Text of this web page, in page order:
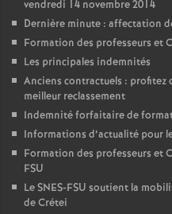
vendredi 14 novembre 2014
Dernière minute : affectation
Formation des professeurs et
Les principales indemnités
Anciens contractuels : profitez
meilleur reclassement
Indemnité forfaitaire de
Informations d’actualité pour
Formation des professeurs et
FSU
LeSNES-FSU soutient la
de Crétei